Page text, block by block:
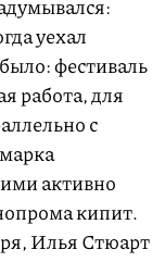
уехал
фестиваль
работа, для
с
активно
кипит.
Илья Стюарт